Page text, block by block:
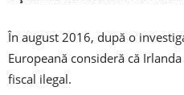
În august 2016, după o
Europeană consideră că
fiscal ilegal.